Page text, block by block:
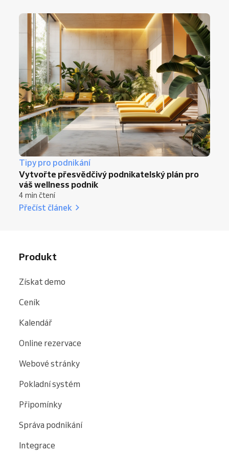
Tipy pro podnikání
Vytvořte přesvědčivý podnikatelský plán pro
váš wellness podnik
4 min čtení
Přečíst článek
Produkt
Získat demo
Ceník
Kalendář
Online rezervace
Webové stránky
Pokladní systém
Připomínky
Správa podnikání
Integrace